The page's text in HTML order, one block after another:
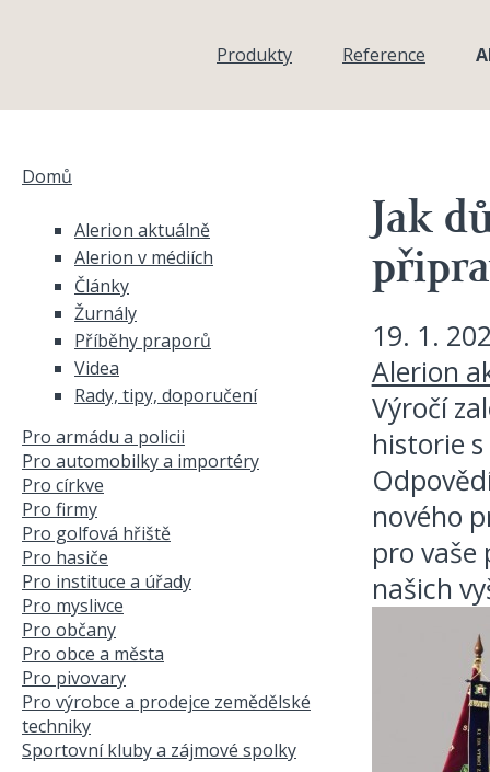
Produkty
Reference
Domů
Jak
19. 1.
Alerion
Výročí
historie
nového
pro vaše
našich
Alerion aktuálně
Alerion v médiích
Články
Žurnály
Příběhy praporů
Videa
Rady, tipy, doporučení
Pro armádu a policii
Pro automobilky a importéry
Pro církve
Pro firmy
Pro golfová hřiště
Pro hasiče
Pro instituce a úřady
Pro myslivce
Pro občany
Pro obce a města
Pro pivovary
Pro výrobce a prodejce zemědělské
techniky
Sportovní kluby a zájmové spolky